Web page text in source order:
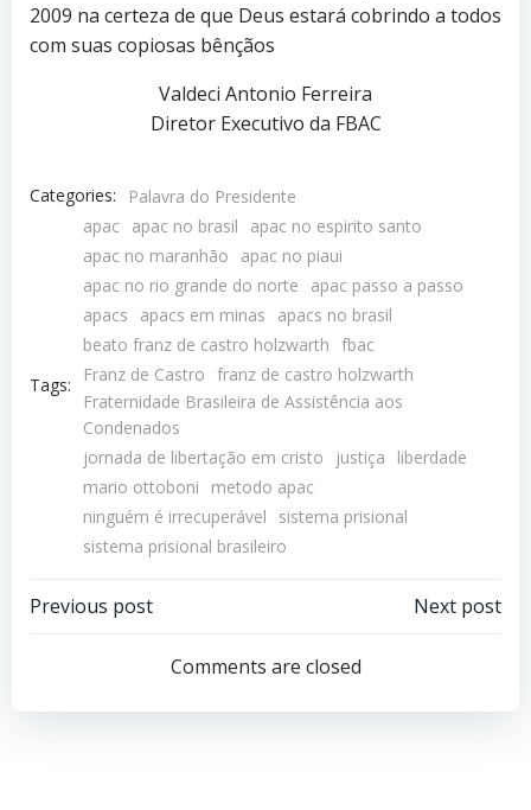
2009 na certeza de que Deus estará cobrindo a todos
com suas copiosas bênçãos
Valdeci Antonio Ferreira
Diretor Executivo da FBAC
Categories: Palavra do Presidente
Tags:
apac apac no brasil
apac no espirito santo
apac no maranhão
apac no piaui
apac no rio grande do norte
apac passo a passo
apacs
apacs em minas
apacs no brasil
beato franz de castro holzwarth fbac
Franz de Castro franz de castro holzwarth
Fraternidade Brasileira de Assistência aos
Condenados
jornada de libertação em cristo
justiça
liberdade
mario ottoboni
metodo apac
ninguém é irrecuperável
sistema prisional
sistema prisional brasileiro
Previous post Next post
Comments are closed